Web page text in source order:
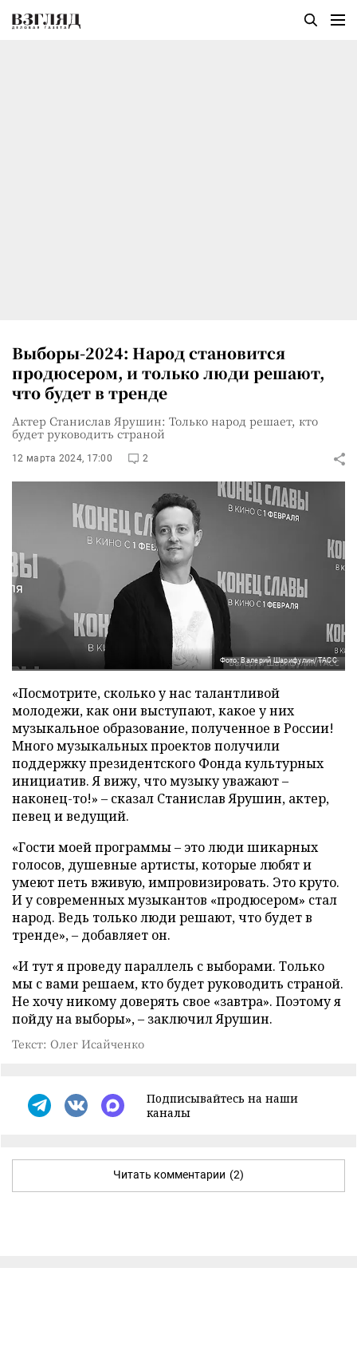
Выборы-2024: Народ становится
продюсером, и только люди решают,
что будет в тренде
Актер Станислав Ярушин: Только народ решает, кто
будет руководить страной
12 марта 2024, 17:00 2
Фото: Валерий Шарифулин/ТАСС
«Посмотрите, сколько у нас талантливой
молодежи, как они выступают, какое у них
музыкальное образование, полученное в России!
Много музыкальных проектов получили
поддержку президентского Фонда культурных
инициатив. Я вижу, что музыку уважают –
наконец-то!» – сказал Станислав Ярушин, актер,
певец и ведущий.
«Гости моей программы – это люди шикарных
голосов, душевные артисты, которые любят и
умеют петь вживую, импровизировать. Это круто.
И у современных музыкантов «продюсером» стал
народ. Ведь только люди решают, что будет в
тренде», – добавляет он.
«И тут я проведу параллель с выборами. Только
мы с вами решаем, кто будет руководить страной.
Не хочу никому доверять свое «завтра». Поэтому я
пойду на выборы», – заключил Ярушин.
Текст: Олег Исайченко
Подписывайтесь на наши
каналы
Читать комментарии (2)